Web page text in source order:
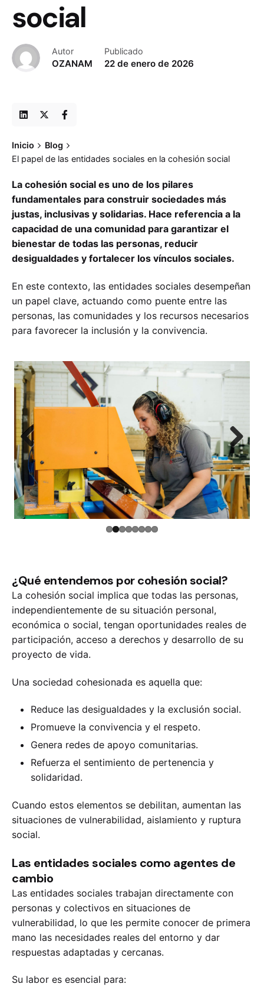
social
Autor
OZANAM
Publicado
22 de enero de 2026
Inicio
Blog
El papel de las entidades sociales en la cohesión social
La cohesión social es uno de los pilares
fundamentales para construir sociedades más
justas, inclusivas y solidarias. Hace referencia a la
capacidad de una comunidad para garantizar el
bienestar de todas las personas, reducir
desigualdades y fortalecer los vínculos sociales.
En este contexto, las entidades sociales desempeñan
un papel clave, actuando como puente entre las
personas, las comunidades y los recursos necesarios
para favorecer la inclusión y la convivencia.
Previ
ous
Next
¿Qué entendemos por cohesión social?
La cohesión social implica que todas las personas,
independientemente de su situación personal,
económica o social, tengan oportunidades reales de
participación, acceso a derechos y desarrollo de su
proyecto de vida.
Una sociedad cohesionada es aquella que:
Reduce las desigualdades y la exclusión social.
Promueve la convivencia y el respeto.
Genera redes de apoyo comunitarias.
Refuerza el sentimiento de pertenencia y
solidaridad.
Cuando estos elementos se debilitan, aumentan las
situaciones de vulnerabilidad, aislamiento y ruptura
social.
Las entidades sociales como agentes de
cambio
Las entidades sociales trabajan directamente con
personas y colectivos en situaciones de
vulnerabilidad, lo que les permite conocer de primera
mano las necesidades reales del entorno y dar
respuestas adaptadas y cercanas.
Su labor es esencial para: